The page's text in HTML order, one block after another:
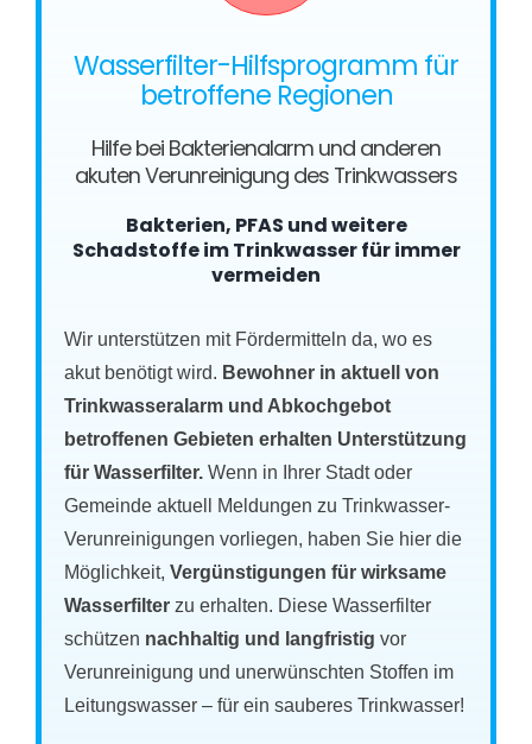
Wasserfilter-Hilfsprogramm für
betroffene Regionen
Hilfe bei Bakterienalarm und anderen
akuten Verunreinigung des Trinkwassers
Bakterien, PFAS und weitere
Schadstoffe im Trinkwasser für immer
vermeiden
Wir unterstützen mit Fördermitteln da, wo es
akut benötigt wird. Bewohner in aktuell von
Trinkwasseralarm und Abkochgebot
betroffenen Gebieten erhalten Unterstützung
für Wasserfilter.Wenn in Ihrer Stadt oder
Gemeinde aktuell Meldungen zu Trinkwasser-
Verunreinigungen vorliegen, haben Sie hier die
Möglichkeit,Vergünstigungen für wirksame
Wasserfilterzu erhalten. Diese Wasserfilter
schützen nachhaltig und langfristig vor
Verunreinigung und unerwünschten Stoffen im
Leitungswasser – für ein sauberes Trinkwasser!